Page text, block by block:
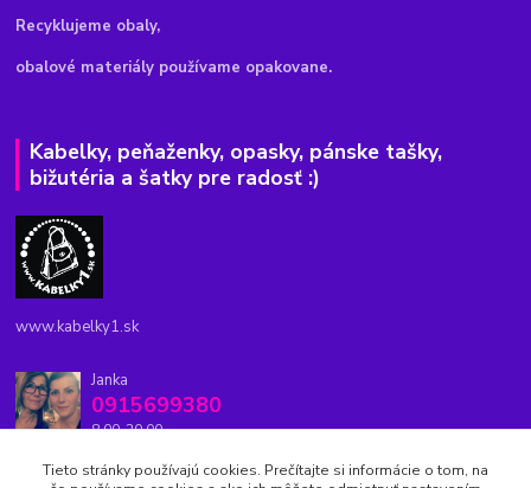
Recyklujeme obaly,
obalové materiály používame opakovane.
Kabelky, peňaženky, opasky, pánske tašky,
bižutéria a šatky pre radosť :)
www.kabelky1.sk
Janka
0915699380
8.00-20.00
kabelky1.sk@gmail.com
Tieto stránky používajú cookies. Prečítajte si informácie o tom, na